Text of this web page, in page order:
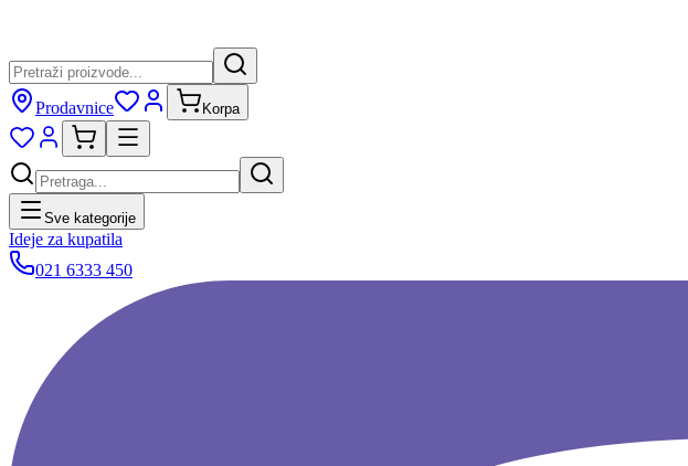
Prodavnice Korpa
Sve kategorije
Ideje za kupatila
021 6333 450